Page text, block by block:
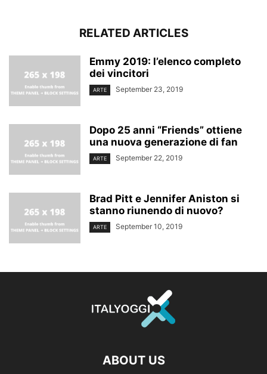
RELATED ARTICLES
Emmy 2019: l’elenco completo
dei vincitori
ARTE September 23, 2019
Dopo 25 anni “Friends” ottiene
una nuova generazione di fan
ARTE September 22, 2019
Brad Pitt e Jennifer Aniston si
stanno riunendo di nuovo?
ARTE September 10, 2019
ABOUT US